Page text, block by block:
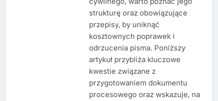
strukturę oraz obowiązujące
przepisy, by uniknąć
kosztownych poprawek i
odrzucenia pisma. Poniższy
artykuł przybliża kluczowe
kwestie związane z
przygotowaniem dokumentu
procesowego oraz wskazuje, na